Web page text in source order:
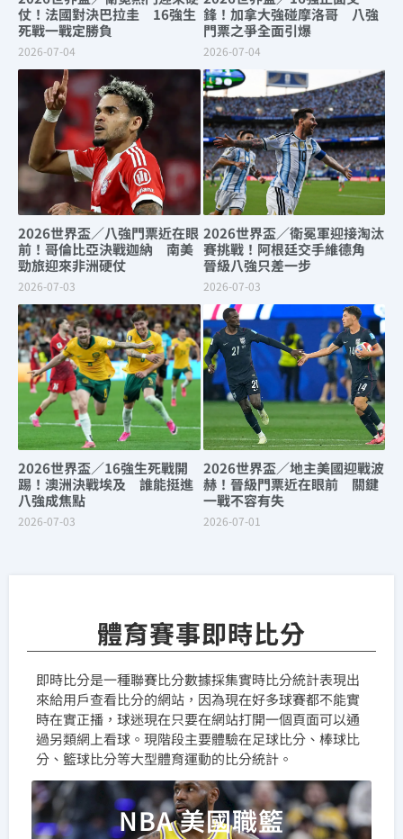
仗！法國對決巴拉圭 16強生
死戰一戰定勝負
2026-07-04
鋒！加拿大強碰摩洛哥 八強
門票之爭全面引爆
2026-07-04
2026世界盃／八強門票近在眼
前！哥倫比亞決戰迦納 南美
勁旅迎來非洲硬仗
2026-07-03
2026世界盃／衛冕軍迎接淘汰
賽挑戰！阿根廷交手維德角
晉級八強只差一步
2026-07-03
2026世界盃／16強生死戰開
踢！澳洲決戰埃及 誰能挺進
八強成焦點
2026-07-03
2026世界盃／地主美國迎戰波
赫！晉級門票近在眼前 關鍵
一戰不容有失
2026-07-01
體育賽事即時比分
即時比分是一種聯賽比分數據採集實時比分統計表現出
來給用戶查看比分的網站，因為現在好多球賽都不能實
時在實正播，球迷現在只要在網站打開一個頁面可以通
過另類網上看球。現階段主要體驗在足球比分、棒球比
分、籃球比分等大型體育運動的比分統計。
NBA 美國職籃